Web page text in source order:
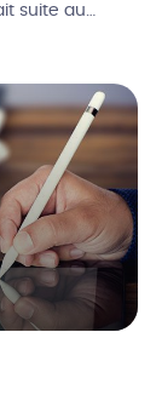
suite au
[…]